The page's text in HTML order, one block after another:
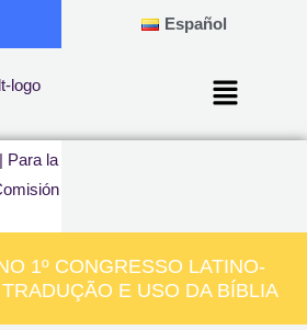
Español
1º CONGRESSO LATINO-
E USO DA BÍBLIA